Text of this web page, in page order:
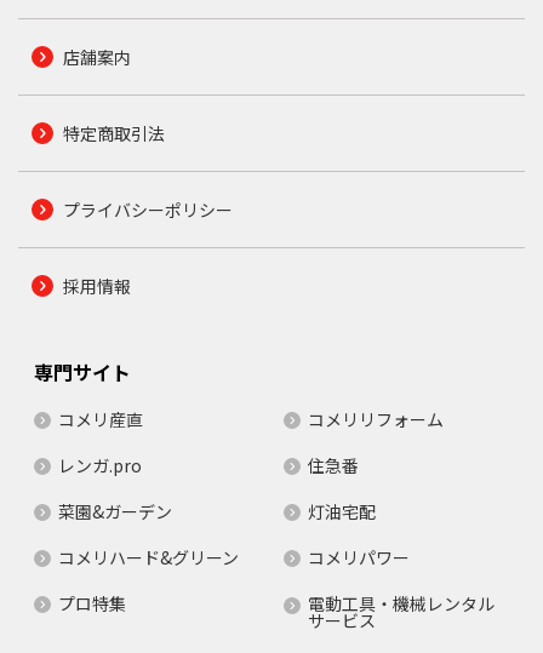
店舗案内
特定商取引法
プライバシーポリシー
採用情報
専門サイト
コメリ産直
コメリリフォーム
レンガ.pro
住急番
菜園&ガーデン
灯油宅配
コメリハード&グリーン
コメリパワー
プロ特集
電動工具・機械レンタル
サービス